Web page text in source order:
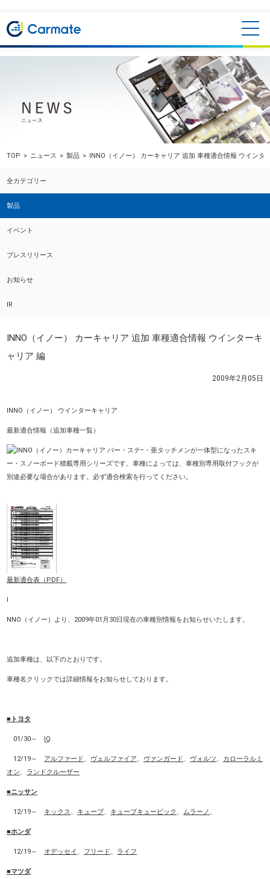
TOP ニュース 製品 INNO（イノー） カーキャリア 追加 車種適合情報 ウインタ
全カテゴリー
製品
イベント
プレスリリース
お知らせ
IR
INNO（イノー） カーキャリア 追加 車種適合情報 ウインターキ
ャリア 編
2009年2月05日
INNO（イノー） ウインターキャリア
最新適合情報（追加車種一覧）
最新適合表（PDF）
NNO（イノー）より、2009年01月30日現在の車種別情報をお知らせいたします。
追加車種は、以下のとおりです。
車種名クリックでは詳細情報をお知らせしております。
■トヨタ
01/30～ IQ
12/19～ アルファード、 ヴェルファイア、 ヴァンガード、 ヴォルツ、 カローラルミ
オン、 ランドクルーザー
■ニッサン
12/19～ キックス、 キューブ、 キューブキュービック 、ムラーノ 、
■ホンダ
12/19～ オデッセイ 、 フリード、 ライフ
■マツダ